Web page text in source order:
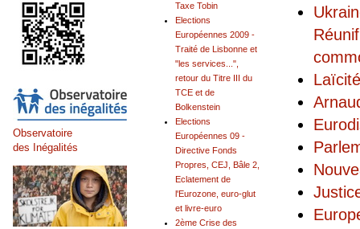
Taxe Tobin
Elections
Européennes 2009 -
Traité de Lisbonne et
"les services...",
retour du Titre III du
TCE et de
Bolkenstein
Elections
Européennes 09 -
Directive Fonds
Propres, CEJ, Bâle 2,
Eclatement de
l'Eurozone, euro-glut
et livre-euro
2ème Crise des
Observatoire
des Inégalités